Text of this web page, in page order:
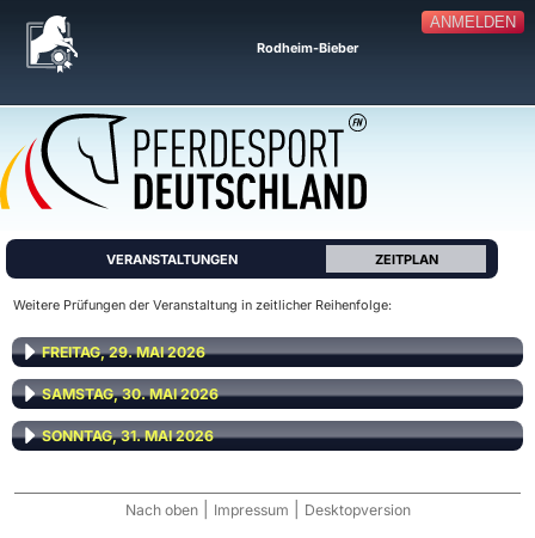
ANMELDEN
Rodheim-Bieber
VERANSTALTUNGEN ZEITPLAN
Weitere Prüfungen der Veranstaltung in zeitlicher Reihenfolge:
FREITAG, 29. MAI 2026
SAMSTAG, 30. MAI 2026
SONNTAG, 31. MAI 2026
Nach oben Impressum Desktopversion